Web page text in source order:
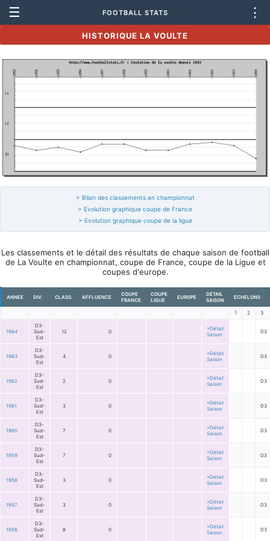
☰ FOOTBALL STATS ⋮
HISTORIQUE LA VOULTE
> Bilan des classements en championnat
> Evolution graphique coupe de France
> Evolution graphique coupe de la ligue
Les classements et le détail des résultats de chaque saison de football
de La Voulte en championnat, coupe de France, coupe de la Ligue et
coupes d'europe.
ANNEE DIV. CLASS. AFFLUENCE
COUPE
FRANCE
COUPE
LIGUE
EUROPE
DÉTAIL
SAISON
ECHELONS
1 2 3
1964
D3-
Sud-
Est
12 0
>Détail
Saison
D3
1963
D3-
Sud-
Est
4 0
>Détail
Saison
D3
1962
D3-
Sud-
Est
2 0
>Détail
Saison
D3
1961
D3-
Sud-
Est
3 0
>Détail
Saison
D3
1960
D3-
Sud-
Est
7 0
>Détail
Saison
D3
1959
D3-
Sud-
Est
7 0
>Détail
Saison
D3
1958
D3-
Sud-
Est
3 0
>Détail
Saison
D3
1957
D3-
Sud-
Est
3 0
>Détail
Saison
D3
1956
D3-
Sud-
Est
8 0
>Détail
Saison
D3